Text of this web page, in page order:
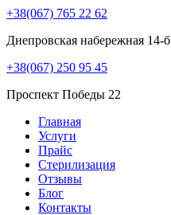
+38(067) 765 22 62
Днепровская набережная 14-б
+38(067) 250 95 45
Проспект Победы 22
Главная
Услуги
Прайс
Стерилизация
Отзывы
Блог
Контакты